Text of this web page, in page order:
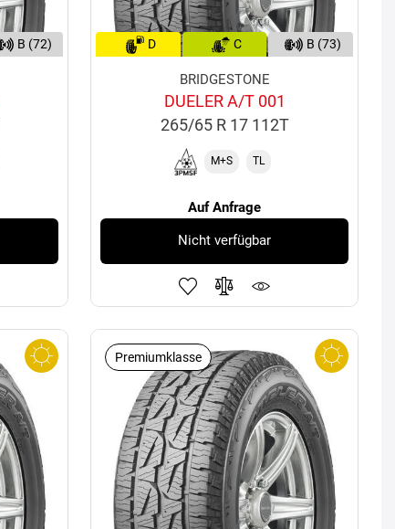
B (72) D C B (73)
BRIDGESTONE
DUELER A/T 001
265/65 R 17 112T
M+S TL
Auf Anfrage
Nicht verfügbar
Premiumklasse